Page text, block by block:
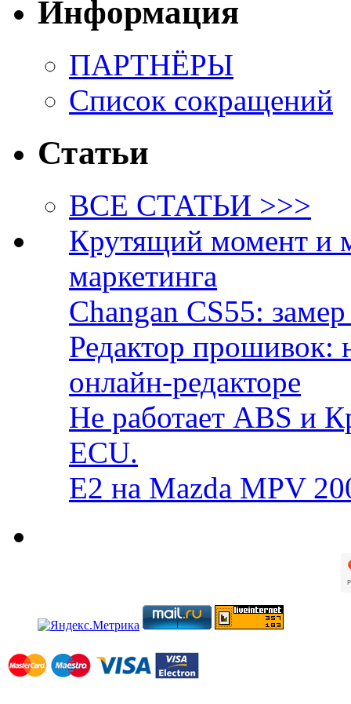
Информация
ПАРТНЁРЫ
Список сокращений
Статьи
ВСЕ СТАТЬИ >>>
Крутящий момент и
маркетинга
Changan CS55:
Редактор прошивок:
онлайн-редакторе
Не работает ABS и
ECU.
E2 на Mazda MPV